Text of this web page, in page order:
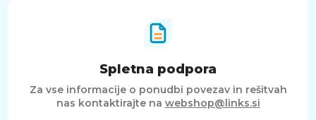
Spletna podpora
Za vse informacije o ponudbi povezav in rešitvah
nas kontaktirajte na webshop@links.si